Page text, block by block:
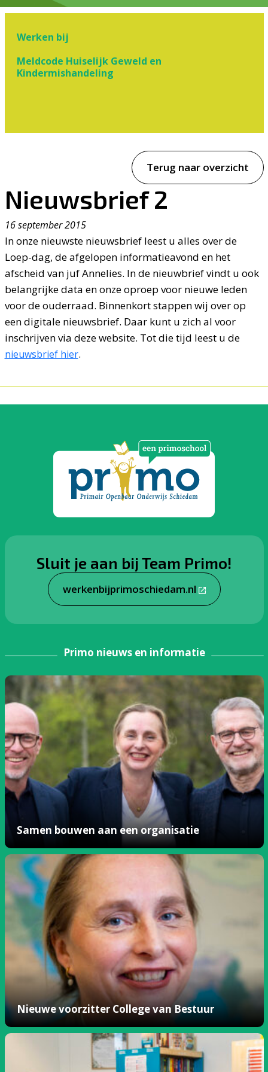
Werken bij
Meldcode Huiselijk Geweld en
Kindermishandeling
Terug naar overzicht
Nieuwsbrief 2
16 september 2015
In onze nieuwste nieuwsbrief leest u alles over de
Loep-dag, de afgelopen informatieavond en het
afscheid van juf Annelies. In de nieuwbrief vindt u ook
belangrijke data en onze oproep voor nieuwe leden
voor de ouderraad. Binnenkort stappen wij over op
een digitale nieuwsbrief. Daar kunt u zich al voor
inschrijven via deze website. Tot die tijd leest u de
nieuwsbrief hier.
Sluit je aan bij Team Primo!
werkenbijprimoschiedam.nl
Primo nieuws en informatie
Samen bouwen aan een organisatie
Nieuwe voorzitter College van Bestuur